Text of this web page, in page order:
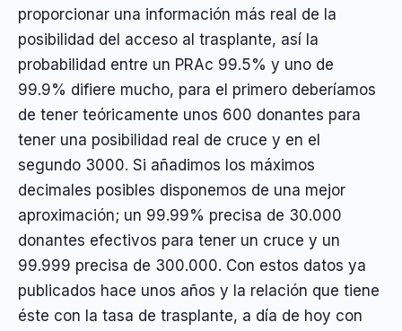
proporcionar una información más real de la
posibilidad del acceso al trasplante, así la
probabilidad entre un PRAc 99.5% y uno de
99.9% difiere mucho, para el primero deberíamos
de tener teóricamente unos 600 donantes para
tener una posibilidad real de cruce y en el
segundo 3000. Si añadimos los máximos
decimales posibles disponemos de una mejor
aproximación; un 99.99% precisa de 30.000
donantes efectivos para tener un cruce y un
99.999 precisa de 300.000. Con estos datos ya
publicados hace unos años y la relación que tiene
éste con la tasa de trasplante, a día de hoy con